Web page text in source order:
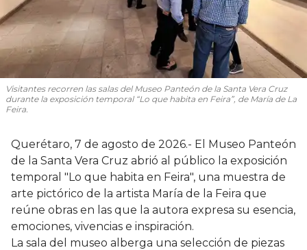
Visitantes recorren las salas del Museo Panteón de la Santa Vera Cruz
durante la exposición temporal “Lo que habita en Feira”, de María de La
Feira.
Querétaro, 7 de agosto de 2026.- El Museo Panteón
de la Santa Vera Cruz abrió al público la exposición
temporal "Lo que habita en Feira", una muestra de
arte pictórico de la artista María de la Feira que
reúne obras en las que la autora expresa su esencia,
emociones, vivencias e inspiración.
La sala del museo alberga una selección de piezas